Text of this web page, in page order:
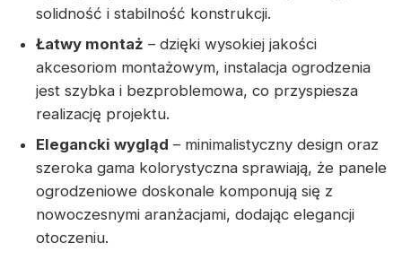
solidność i stabilność konstrukcji.
Łatwy montaż – dzięki wysokiej jakości
akcesoriom montażowym, instalacja ogrodzenia
jest szybka i bezproblemowa, co przyspiesza
realizację projektu.
Elegancki wygląd – minimalistyczny design oraz
szeroka gama kolorystyczna sprawiają, że panele
ogrodzeniowe doskonale komponują się z
nowoczesnymi aranżacjami, dodając elegancji
otoczeniu.